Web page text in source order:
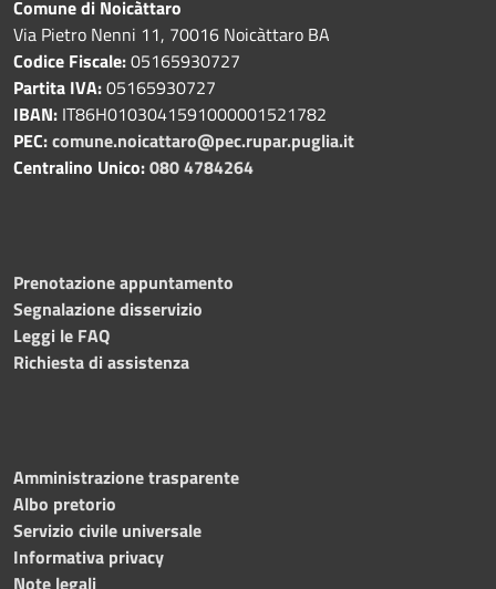
Comune di Noicàttaro
Via Pietro Nenni 11, 70016 Noicàttaro BA
Codice Fiscale:05165930727
Partita IVA:05165930727
IBAN: IT86H0103041591000001521782
PEC:comune.noicattaro@pec.rupar.puglia.it
Centralino Unico:080 4784264
Prenotazione appuntamento
Segnalazione disservizio
Leggi le FAQ
Richiesta di assistenza
Amministrazione trasparente
Albo pretorio
Servizio civile universale
Informativa privacy
Note legali